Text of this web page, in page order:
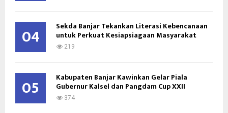
04 Sekda Banjar Tekankan Literasi Kebencanaan
untuk Perkuat Kesiapsiagaan Masyarakat
219
05 Kabupaten Banjar Kawinkan Gelar Piala
Gubernur Kalsel dan Pangdam Cup XXII
374